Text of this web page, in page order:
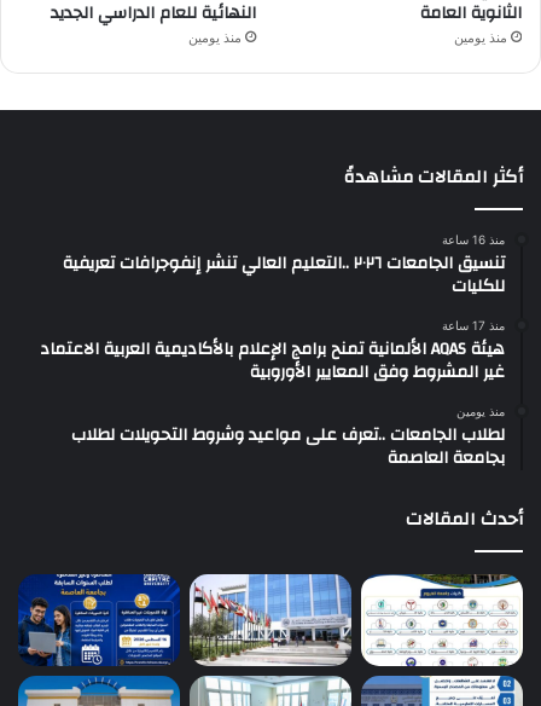
الثانوية العامة
منذ يومين
النهائية للعام الدراسي الجديد
منذ يومين
أكثر المقالات مشاهدةً
منذ 16 ساعة
تنسيق الجامعات ٢٠٢٦ ..التعليم العالي تنشر إنفوجرافات تعريفية
للكليات
منذ 17 ساعة
هيئة AQAS الألمانية تمنح برامج الإعلام بالأكاديمية العربية الاعتماد
غير المشروط وفق المعايير الأوروبية
منذ يومين
لطلاب الجامعات ..تعرف على مواعيد وشروط التحويلات لطلاب
بجامعة العاصمة
أحدث المقالات